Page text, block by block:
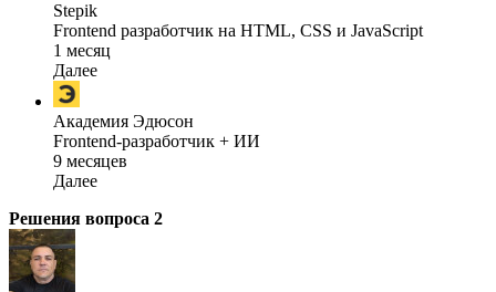
Stepik
Frontend разработчик на HTML, CSS и JavaScript
1 месяц
Далее
Академия Эдюсон
Frontend-разработчик + ИИ
9 месяцев
Далее
Решения вопроса 2